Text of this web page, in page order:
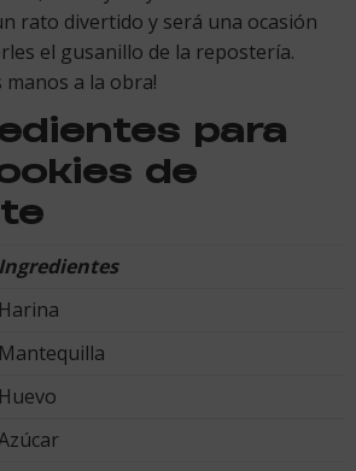
rato divertido y será una ocasión
el gusanillo de la repostería.
manos a la obra!
para
de
Ingredientes
Harina
Mantequilla
Huevo